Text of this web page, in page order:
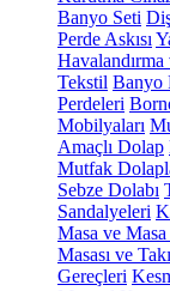
Banyo Seti
Perde Askısı
Havalandırma
Tekstil Banyo
Perdeleri
Mobilyaları
Amaçlı Dolap
Mutfak
Sebze Dolabı
Sandalyeleri
Masa ve Masa
Masası ve
Gereçleri